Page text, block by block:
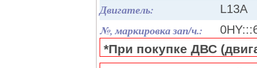
Двигатель: L13A
№, маркировка зап/ч.:
*При покупке ДВС